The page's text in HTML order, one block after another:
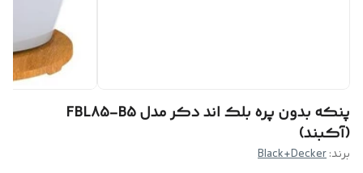
پنکه بدون پره بلک اند دکر مدل FBL85-B5
(آکبند)
برند:Black+Decker